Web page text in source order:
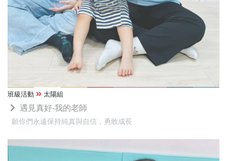
班級活動 太陽組
遇見真好-我的老師
願你們永遠保持純真與自信，勇敢成長